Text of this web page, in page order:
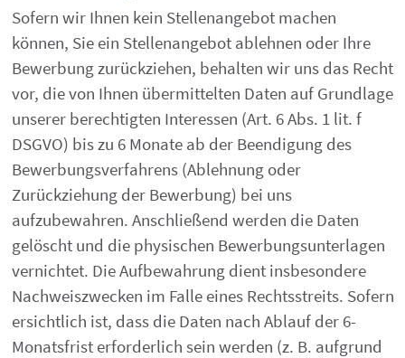
Sofern wir Ihnen kein Stellenangebot machen
können, Sie ein Stellenangebot ablehnen oder Ihre
Bewerbung zurückziehen, behalten wir uns das Recht
vor, die von Ihnen übermittelten Daten auf Grundlage
unserer berechtigten Interessen (Art. 6 Abs. 1 lit. f
DSGVO) bis zu 6 Monate ab der Beendigung des
Bewerbungsverfahrens (Ablehnung oder
Zurückziehung der Bewerbung) bei uns
aufzubewahren. Anschließend werden die Daten
gelöscht und die physischen Bewerbungsunterlagen
vernichtet. Die Aufbewahrung dient insbesondere
Nachweiszwecken im Falle eines Rechtsstreits. Sofern
ersichtlich ist, dass die Daten nach Ablauf der 6-
Monatsfrist erforderlich sein werden (z. B. aufgrund